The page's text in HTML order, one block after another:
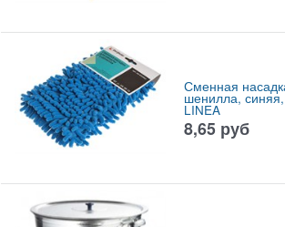
Сменная
шенилла, синяя,
LINEA
8,65 руб